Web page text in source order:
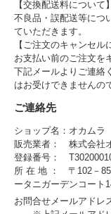
【交換配送料について】
不良品・誤配送等につ
ていただきます。
【ご注文のキャンセル
お支払い前のご注文を
下記メールよりご連絡
はお受けできませんの
ご連絡先
ショップ名：オカム
販売業者： 株式会社
登録番号：
所 在 地 ： 〒102－
ータニガーデンコート
お問合せメールアド